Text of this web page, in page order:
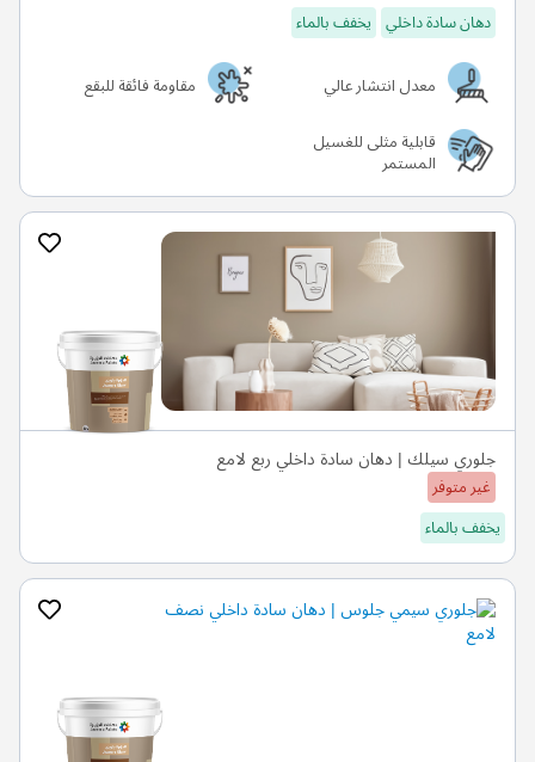
دهان سادة داخلي يخفف بالماء
معدل انتشار عالي
مقاومة فائقة للبقع
قابلية مثلى للغسيل
المستمر
جلوري سيلك | دهان سادة داخلي ربع لامع
غير متوفر
يخفف بالماء